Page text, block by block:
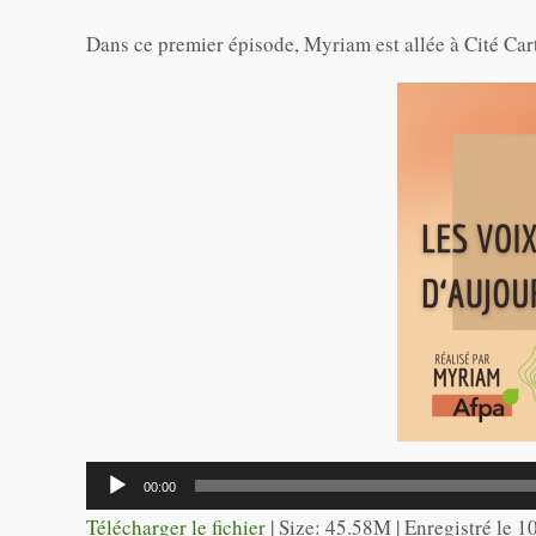
Dans ce premier épisode, Myriam est allée à Cité
Lecteur
audio
00:00
Télécharger le fichier | Size: 45.58M | Enregistré le